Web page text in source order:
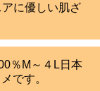
に優しい肌ざ
％M～４L日本
です。